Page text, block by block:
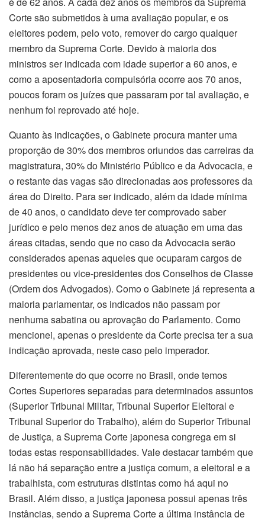
Corte são submetidos à uma avaliação popular, e os
eleitores podem, pelo voto, remover do cargo qualquer
membro da Suprema Corte. Devido à maioria dos
ministros ser indicada com idade superior a 60 anos, e
como a aposentadoria compulsória ocorre aos 70 anos,
poucos foram os juízes que passaram por tal avaliação, e
nenhum foi reprovado até hoje.
Quanto às indicações, o Gabinete procura manter uma
proporção de 30% dos membros oriundos das carreiras da
magistratura, 30% do Ministério Público e da Advocacia, e
o restante das vagas são direcionadas aos professores da
área do Direito. Para ser indicado, além da idade mínima
de 40 anos, o candidato deve ter comprovado saber
jurídico e pelo menos dez anos de atuação em uma das
áreas citadas, sendo que no caso da Advocacia serão
considerados apenas aqueles que ocuparam cargos de
presidentes ou vice-presidentes dos Conselhos de Classe
(Ordem dos Advogados). Como o Gabinete já representa a
maioria parlamentar, os indicados não passam por
nenhuma sabatina ou aprovação do Parlamento. Como
mencionei, apenas o presidente da Corte precisa ter a sua
indicação aprovada, neste caso pelo imperador.
Diferentemente do que ocorre no Brasil, onde temos
Cortes Superiores separadas para determinados assuntos
(Superior Tribunal Militar, Tribunal Superior Eleitoral e
Tribunal Superior do Trabalho), além do Superior Tribunal
de Justiça, a Suprema Corte japonesa congrega em si
todas estas responsabilidades. Vale destacar também que
lá não há separação entre a justiça comum, a eleitoral e a
trabalhista, com estruturas distintas como há aqui no
Brasil. Além disso, a justiça japonesa possui apenas três
instâncias, sendo a Suprema Corte a última instância de